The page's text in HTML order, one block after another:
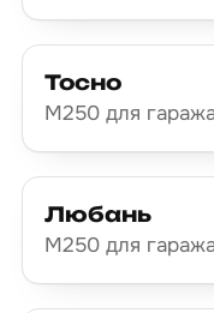
Тосно
М250 для
Любань
М250 для